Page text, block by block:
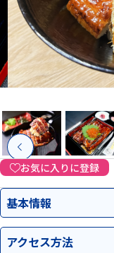
お気に入りに登録
基本情報
アクセス方法